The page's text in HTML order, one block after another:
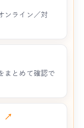
ンライン／対
まとめて確認で
↗